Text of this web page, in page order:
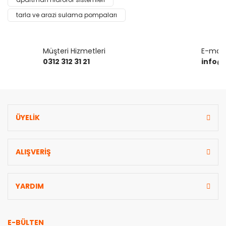
Ürün fiyatı diğer sitelerden daha pahalı.
Bu ürüne benzer farklı alternatifler olmalı.
tarla ve arazi sulama pompaları
Müşteri Hizmetleri
0312 312 31 21
E-mail
ÜYELİK
ALIŞVERİŞ
YARDIM
E-BÜLTEN